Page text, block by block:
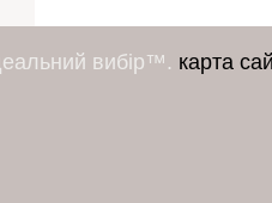
вибір™. карта